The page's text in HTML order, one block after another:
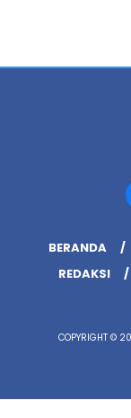
BERANDA
REDAKSI
COPYRIGHT ©